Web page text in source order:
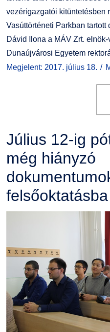
vezérigazgatói kitüntetésben
Vasúttörténeti Parkban
Dávid Ilona a MÁV Zrt.
Dunaújvárosi Egyetem
Megjelent: 2017. július 18.
Július 12-ig
még hiányzó